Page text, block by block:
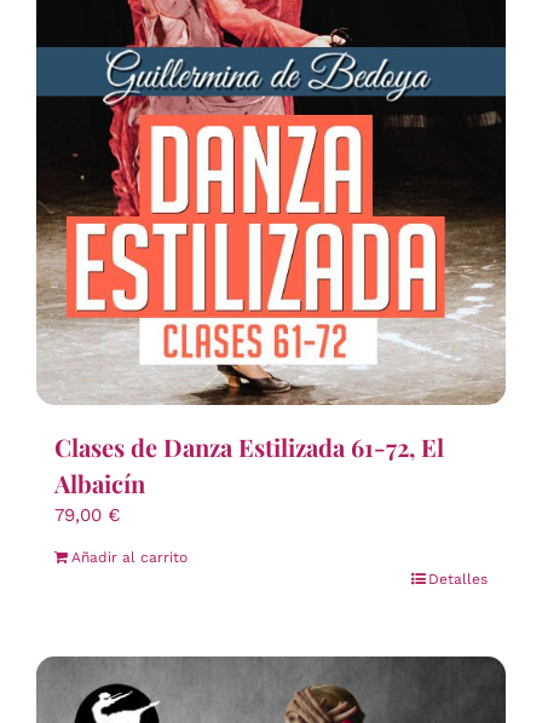
Clases de Danza Estilizada 61-72, El
Albaicín
79,00 €
Añadir al carrito
Detalles